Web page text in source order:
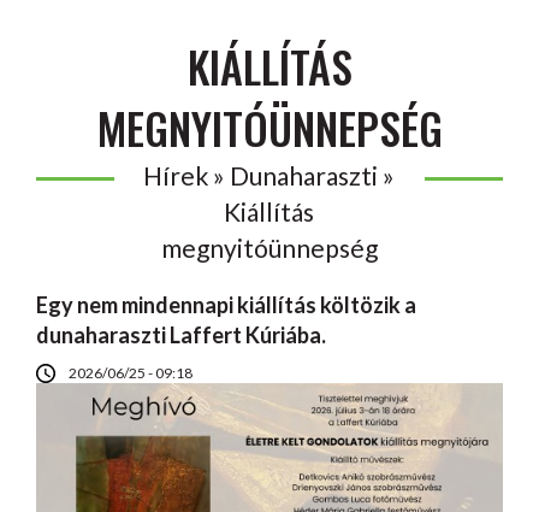
KIÁLLÍTÁS
MEGNYITÓÜNNEPSÉG
Hírek » Dunaharaszti »
Kiállítás
megnyitóünnepség
Egy nem mindennapi kiállítás költözik a
dunaharaszti Laffert Kúriába.
2026/06/25 - 09:18